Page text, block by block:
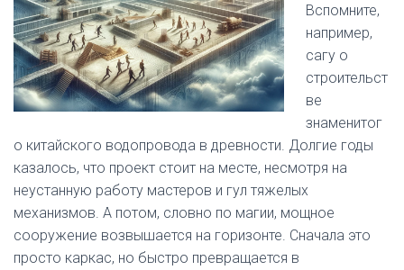
Вспомните,
например,
сагу о
строительст
ве
знаменитог
о китайского водопровода в древности. Долгие годы
казалось, что проект стоит на месте, несмотря на
неустанную работу мастеров и гул тяжелых
механизмов. А потом, словно по магии, мощное
сооружение возвышается на горизонте. Сначала это
просто каркас, но быстро превращается в